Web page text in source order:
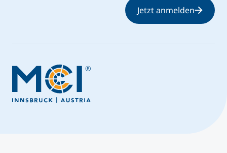
Jetzt anmelden